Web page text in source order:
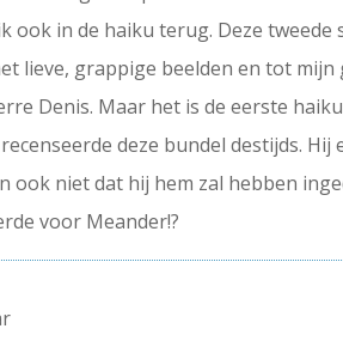
ook in de haiku terug. Deze
lieve, grappige beelden en tot
Denis. Maar het is de eerste
deze bundel destijds.
ook niet dat hij hem zal hebben
voor Meander!?